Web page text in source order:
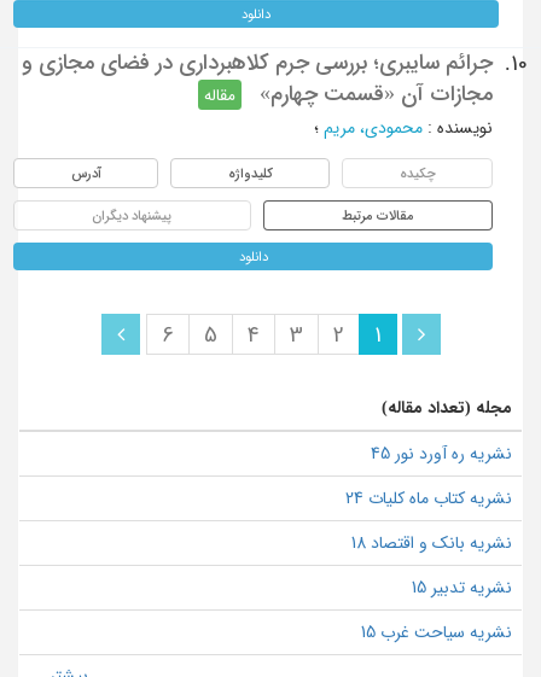
دانلود
10.
جرائم سایبری؛ بررسی جرم کلاهبرداری در فضای مجازی و
مجازات آن «قسمت چهارم»
مقاله
نویسنده: محمودی، مریم؛
چکیده کلیدواژه آدرس
مقالات مرتبط پیشنهاد دیگران
دانلود
1
2
3
4
5
6
مجله (تعداد مقاله)
نشریه ره آورد نور 45
نشریه کتاب ماه کلیات 24
نشریه بانک و اقتصاد 18
نشریه تدبیر 15
نشریه سیاحت غرب 15